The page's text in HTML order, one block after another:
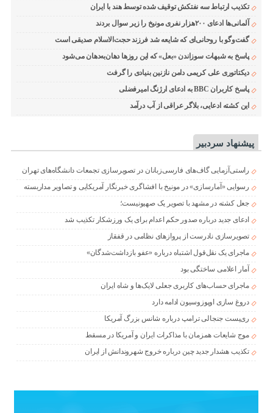
تکذیب ارتباط سه نفتکش توقیف شده توسط هند با ایران
آلمانی‌ها ادعای ۲۰۰هزار نفری مونیخ را زیر سوال بردند
گفت‌وگو با روحانی‌ای که شایعه شد فرزند حجت‌الاسلام صدیقی است
پاسخ به شبهات سوزاندن «بعل» که این روزها دهان‌به‌دهان می‌شود
دیکتاتوری علی کریمی دامن نازنین بنیادی را گرفت
پاسخ کاربران BBC به ادعای ارژنگ امیرفضلی
این کشته ادعایی، بلاگر عراقی از آب درآمد
پیشنهاد سردبیر
راستی‌آزمایی گاف‌های فارسی‌زبانان در تصویرسازی تجمعات دانشگاه‌های تهران
رسوایی «آمارسازی» در مونیخ با افشاگری خبرنگار آمریکایی و تصاویر مداربسته
جعل کشته در مشهد با تصویر یک صهیونیست؛
ادعای جدید درباره صدور حکم اعدام برای یک ورزشکار تکذیب شد
تصویرسازی نادرست از پروازهای نظامی در قفقاز
ماجرای یک نقل‌قول اشتباه درباره «عفو بازداشت‌شدگان»
آمار اعلامی ساختگی بود
ماجرای حساب‌های کاربری جعلی لایک‌ها و شاه ایران
دروغ سازی اوپوزوسیون ادامه دارد
ری‌پست جنجالی ترامپ درباره شانس بزرگ آمریکا
موج شایعات همزمان با مذاکرات ایران و آمریکا در مسقط
تکذیب هشدار جدید چین درباره خروج شهروندانش از ایران